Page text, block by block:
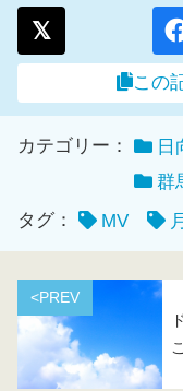
この
カテゴリー： 日
群
タグ：
MV
<PREV